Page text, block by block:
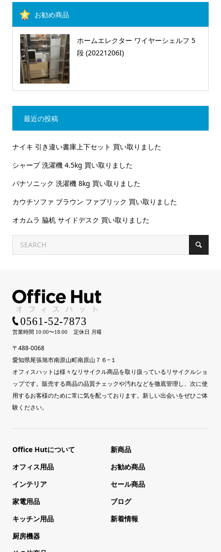
お勧め商品
ホームエレクター ワイヤーシェルフ 5
段 (20221206I)
最近の投稿
ナイキ 引き違い書庫上下セット 買い取りました
シャープ 洗濯機 4.5kg 買い取りました
パナソニック 洗濯機 8kg 買い取りました
カウチソファ ブラウン ファブリック 買い取りました
オカムラ 脇机 サイドデスク 買い取りました
〒488-0068
愛知県尾張旭市南原山町南原山７６−１
オフィスハットは様々なリサイクル商品を取り扱っているリサイクルショ
ップです。販売する商品の品質チェックや汚れなどを徹底管理し、次に使
用するお客様のために常に気を配っております。新しい出会いをぜひご体
験ください。
Office Hutについて
オフィス用品
インテリア
家電用品
キッチン用品
厨房機器
新商品
お勧め商品
セール商品
ブログ
新着情報